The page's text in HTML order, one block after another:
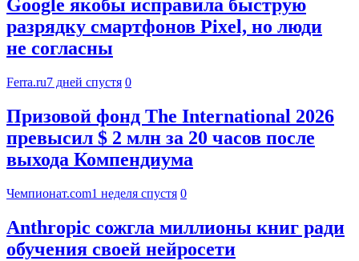
Google якобы исправила быструю
разрядку смартфонов Pixel, но люди
не согласны
Ferra.ru7 дней спустя 0
Призовой фонд The International 2026
превысил $ 2 млн за 20 часов после
выхода Компендиума
Чемпионат.com1 неделя спустя 0
Anthropic сожгла миллионы книг ради
обучения своей нейросети